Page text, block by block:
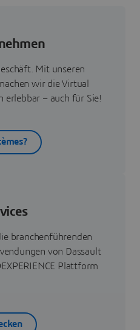
Mit unseren
wir die Virtual
erlebbar – auch für Sie!
branchenführenden
von Dassault
EXPERIENCE Plattform